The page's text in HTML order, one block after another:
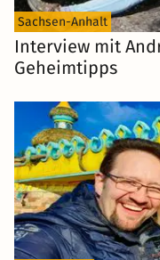
Sachsen-Anhalt
Interview mit
Geheimtipps